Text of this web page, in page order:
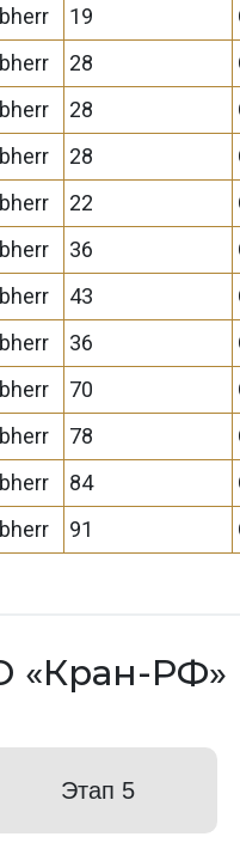
19
28
28
28
22
36
43
36
70
78
84
91
«Кран-РФ»
Этап 5